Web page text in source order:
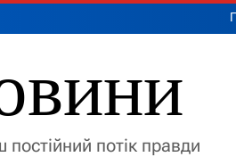
потік правди